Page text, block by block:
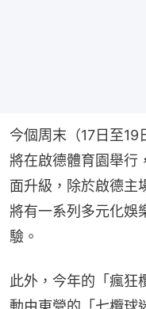
今個周末（17日至19
將在啟德體育園舉行
面升級，除於啟德主
將有一系列多元化娛
驗。
此外，今年的「瘋狂